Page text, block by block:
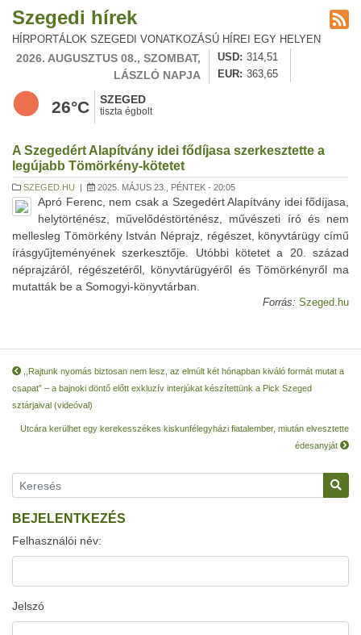
Szegedi hírek
HÍRPORTÁLOK SZEGEDI VONATKOZÁSÚ HÍREI EGY HELYEN
2026. AUGUSZTUS 08., SZOMBAT,
LÁSZLÓ NAPJA
USD
314,51
EUR
363,65
26°C SZEGED
tiszta égbolt
A Szegedért Alapítvány idei fődíjasa szerkesztette a
legújabb Tömörkény-kötetet
SZEGED.HU | 2025. MÁJUS 23., PÉNTEK - 20:05
Apró Ferenc, nem csak a Szegedért Alapítvány idei fődíjasa,
helytörténész, művelődéstörténész, művészeti író és nem
mellesleg Tömörkény István Néprajz, régészet, könyvtárügy című
írásgyűjteményének szerkesztője. Utóbbi kötetet a 20. század
néprajzáról, régészetéről, könyvtárügyéről és Tömörkényről ma
mutatták be a Somogyi-könyvtárban.
Forrás: Szeged.hu
,,Rajtunk nyomás biztosan nem lesz, az elmúlt két hónapban kiváló formát mutat a
csapat” – a bajnoki döntő előtt exkluzív interjúkat készítettünk a Pick Szeged
sztárjaival (videóval)
Utcára kerülhet egy kerekesszékes kiskunfélegyházi fiatalember, miután elvesztette
édesanyját
BEJELENTKEZÉS
Felhasználói név:
Jelszó